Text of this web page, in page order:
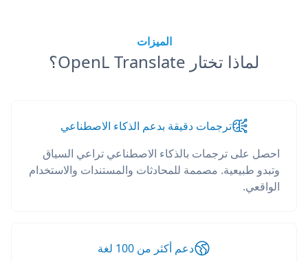
الميزات
لماذا تختار OpenL Translate؟
ترجمات دقيقة بدعم الذكاء الاصطناعي
احصل على ترجمات بالذكاء الاصطناعي تراعي السياق
وتبدو طبيعية. مصممة للمحادثات والمستندات والاستخدام
الواقعي.
دعم أكثر من 100 لغة